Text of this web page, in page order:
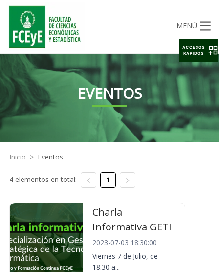
MENÚ
EVENTOS
Inicio > Eventos
4 elementos en total: 1
Charla
Informativa GETI
2023-07-03 18:30:00
Viernes 7 de Julio, de
18.30 a...
ACCESOS
RAPIDOS